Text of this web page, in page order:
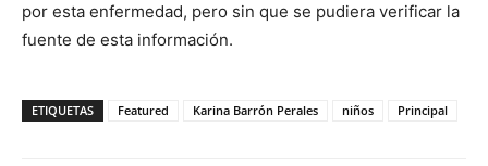
por esta enfermedad, pero sin que se pudiera verificar la
fuente de esta información.
ETIQUETAS Featured Karina Barrón Perales niños Principal